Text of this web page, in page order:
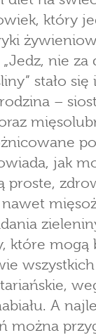
który
nie za
stało się
–
jak
proste,
które mogą
A
można